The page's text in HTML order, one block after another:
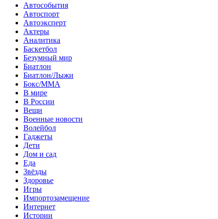
Автособытия
Автоспорт
Автоэксперт
Актеры
Аналитика
Баскетбол
Безумный мир
Биатлон
Биатлон/Лыжи
Бокс/MMA
В мире
В России
Вещи
Военные новости
Волейбол
Гаджеты
Дети
Дом и сад
Еда
Звёзды
Здоровье
Игры
Импортозамещение
Интернет
Истории